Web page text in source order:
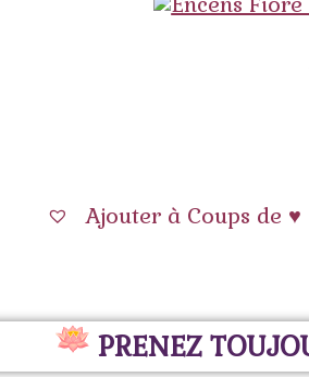
Ajouter à Coups de ♥
PRENEZ